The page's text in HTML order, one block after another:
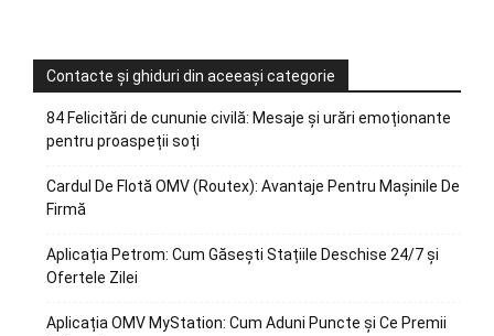
Contacte și ghiduri din aceeași categorie
84 Felicitări de cununie civilă: Mesaje și urări emoționante
pentru proaspeții soți
Cardul De Flotă OMV (Routex): Avantaje Pentru Mașinile De
Firmă
Aplicația Petrom: Cum Găsești Stațiile Deschise 24/7 și
Ofertele Zilei
Aplicația OMV MyStation: Cum Aduni Puncte și Ce Premii